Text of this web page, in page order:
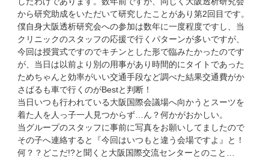
から研究助成をいただいて研究したことがあり第2回目です。
僕自身大阪透析研究会への参加は数年に一度程度ですし、当
クリニックのスタッフの応援で行くパターンが多いですが、
今回は授賞式ですのでキチンとした形で臨みたかったのです
が、当日は以前より別の用事があり時間的にタイトであった
ためちゃんと効率がいい交通手段など調べた結果交通費がか
さばるも車で行くのがBestと判断！
当日いつも行われている大阪国際会議場へ向かうとスーツを
着た人を人っ子一人見つからず…ん？何かがおかしい。
当グループのスタッフに事前に写真をお願いしてましたので
その子へ連絡すると『今回はいつもと違う会場ですよ』と！
何？？どこだ!?と聞くと大阪国際交流センターとのこと…